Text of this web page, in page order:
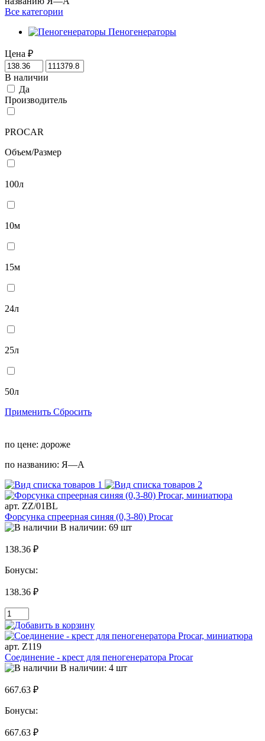
Все категории
Пеногенераторы
Цена ₽
В наличии
Да
Производитель
PROCAR
Объем/Размер
100л
10м
15м
24л
25л
50л
Применить Сбросить
по цене: дороже
по названию: Я—А
арт. ZZ/01BL
Форсунка спреерная синяя (0,3-80) Procar
В наличии: 69 шт
138.36 ₽
Бонусы:
138.36 ₽
арт. Z119
Соединение - крест для пеногенератора Procar
В наличии: 4 шт
667.63 ₽
Бонусы:
667.63 ₽